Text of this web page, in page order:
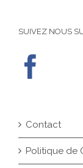
SUIVEZ NOUS
Contact
Politique de